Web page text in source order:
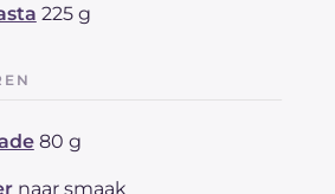
225 g
80 g
naar smaak